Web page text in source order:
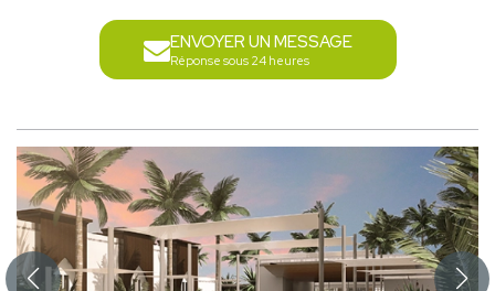
ENVOYER UN MESSAGE
Réponse sous 24 heures